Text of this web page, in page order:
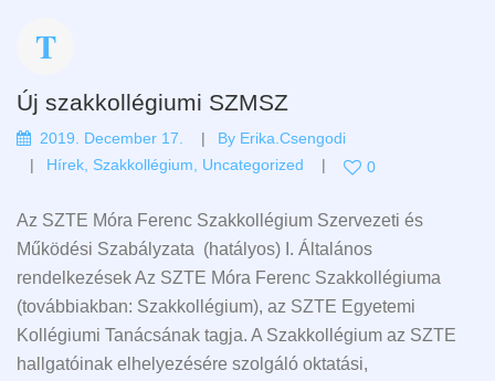
Új szakkollégiumi SZMSZ
2019. December 17. By Erika.csengodi
Hírek Szakkollégium Uncategorized 0
Az SZTE Móra Ferenc Szakkollégium Szervezeti és
Működési Szabályzata (hatályos) I. Általános
rendelkezések Az SZTE Móra Ferenc Szakkollégiuma
(továbbiakban: Szakkollégium), az SZTE Egyetemi
Kollégiumi Tanácsának tagja. A Szakkollégium az SZTE
hallgatóinak elhelyezésére szolgáló oktatási,